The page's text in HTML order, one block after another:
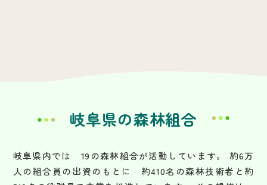
岐阜県の森林組合
岐阜県内では 19の森林組合が活動しています。 約6万
人の組合員の出資のもとに 約410名の森林技術者と約